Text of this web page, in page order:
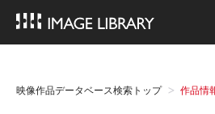
映像作品データベース検索トップ 作品情